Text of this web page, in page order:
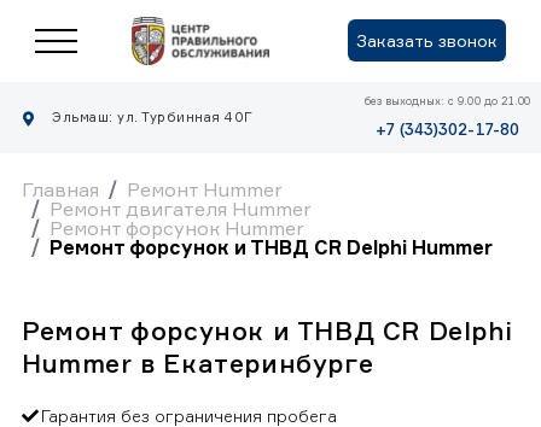
Заказать звонок
Эльмаш: ул. Турбинная 40Г
без выходных: с 9.00 до 21.00
+7 (343)302-17-80
Главная
Ремонт Hummer
Ремонт двигателя Hummer
Ремонт форсунок Hummer
Ремонт форсунок и ТНВД CR Delphi Hummer
Ремонт форсунок и ТНВД CR Delphi
Hummer в Екатеринбурге
Гарантия без ограничения пробега